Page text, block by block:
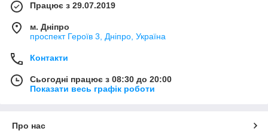
Працює з 29.07.2019
м. Дніпро
проспект Героїв 3, Дніпро, Україна
Контакти
Сьогодні працює з 08:30 до 20:00
Показати весь графік роботи
Про нас